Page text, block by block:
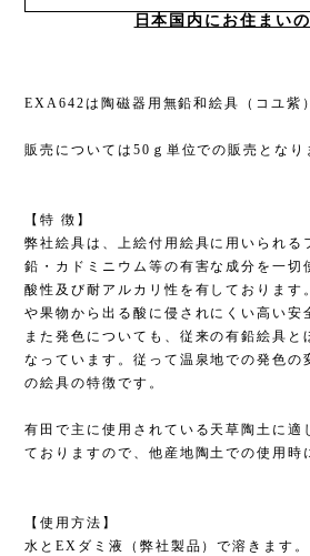
日本国内にお住まい
EXA642は陶磁器用無鉛和絵具（コユ紫
販売については50ｇ単位での販売となり
【特 徴】
弊社絵具は、上絵付用絵具に用いられる
鉛・カドミニウム等の有害な成分を一切
酸性及び耐アルカリ性を有しております
や果物から出る酸に侵されにくい高い安
また発色についても、従来の有鉛絵具と
なっています。従って温泉地での発色の
の絵具の特徴です。
有田で主に使用されている天草陶土に適
ておりますので、他産地陶土での使用時
【使用方法】
水とEXダミ液（弊社製品）で溶きます。